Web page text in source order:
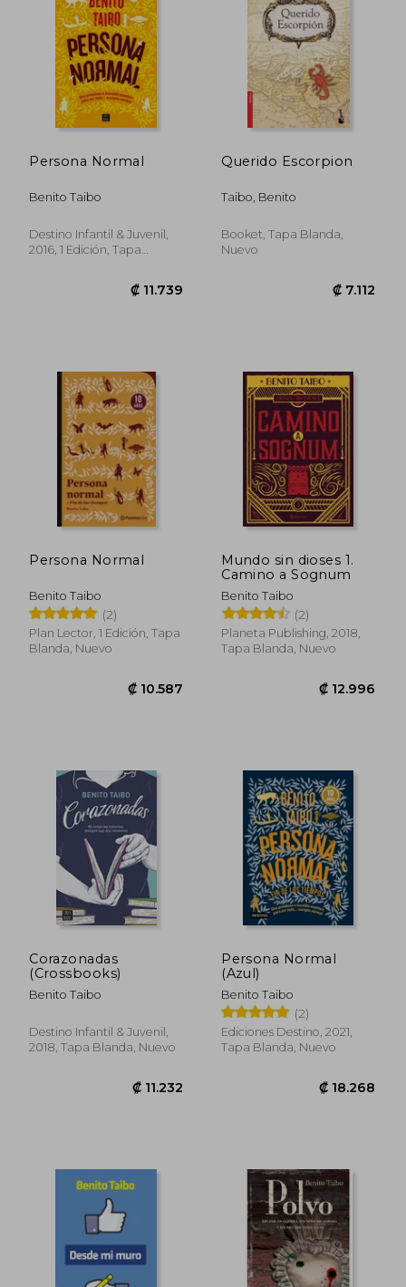
Persona Normal
Benito Taibo
Destino Infantil & Juvenil,
2016, 1 Edición, Tapa
₡ 11.739
Querido Escorpion
Taibo, Benito
Booket, Tapa Blanda,
Nuevo
Persona Normal
Benito Taibo
(2)
Plan Lector, 1 Edición, Tapa
Blanda, Nuevo
₡ 10.587
Mundo sin dioses 1.
Camino a Sognum
Benito Taibo
(2)
Planeta Publishing, 2018,
Tapa Blanda, Nuevo
₡
Corazonadas
(Crossbooks)
Benito Taibo
Destino Infantil & Juvenil,
2018, Tapa Blanda, Nuevo
Persona Normal
(Azul)
Benito Taibo
(2)
Ediciones Destino, 2021,
Tapa Blanda, Nuevo